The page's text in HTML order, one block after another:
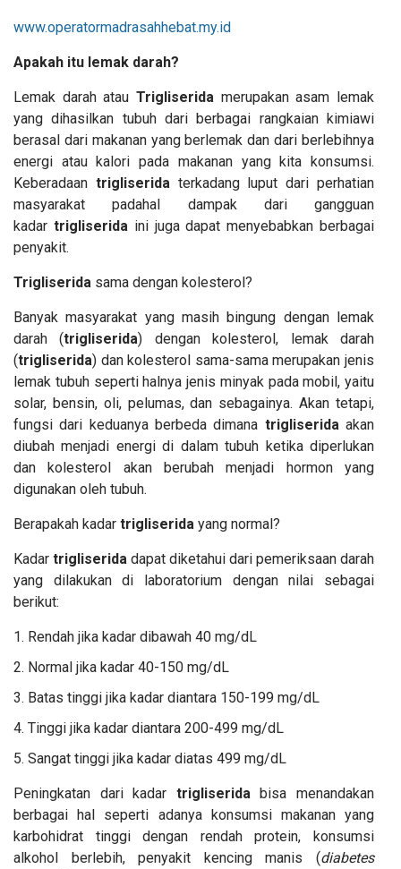
www.operatormadrasahhebat.my.id
Apakah itu lemak darah?
Lemak darah atau Trigliserida merupakan asam lemak
yang dihasilkan tubuh dari berbagai rangkaian kimiawi
berasal dari makanan yang berlemak dan dari berlebihnya
energi atau kalori pada makanan yang kita konsumsi.
Keberadaan trigliserida terkadang luput dari perhatian
masyarakat padahal dampak dari gangguan
kadar trigliserida ini juga dapat menyebabkan berbagai
penyakit.
Trigliserida sama dengan kolesterol?
Banyak masyarakat yang masih bingung dengan lemak
darah (trigliserida) dengan kolesterol, lemak darah
(trigliserida) dan kolesterol sama-sama merupakan jenis
lemak tubuh seperti halnya jenis minyak pada mobil, yaitu
solar, bensin, oli, pelumas, dan sebagainya. Akan tetapi,
fungsi dari keduanya berbeda dimana trigliserida akan
diubah menjadi energi di dalam tubuh ketika diperlukan
dan kolesterol akan berubah menjadi hormon yang
digunakan oleh tubuh.
Berapakah kadar trigliserida yang normal?
Kadar trigliserida dapat diketahui dari pemeriksaan darah
yang dilakukan di laboratorium dengan nilai sebagai
berikut:
Rendah jika kadar dibawah 40 mg/dL
Normal jika kadar 40-150 mg/dL
Batas tinggi jika kadar diantara 150-199 mg/dL
Tinggi jika kadar diantara 200-499 mg/dL
Sangat tinggi jika kadar diatas 499 mg/dL
Peningkatan dari kadar trigliserida bisa menandakan
berbagai hal seperti adanya konsumsi makanan yang
karbohidrat tinggi dengan rendah protein, konsumsi
alkohol berlebih, penyakit kencing manis (diabetes